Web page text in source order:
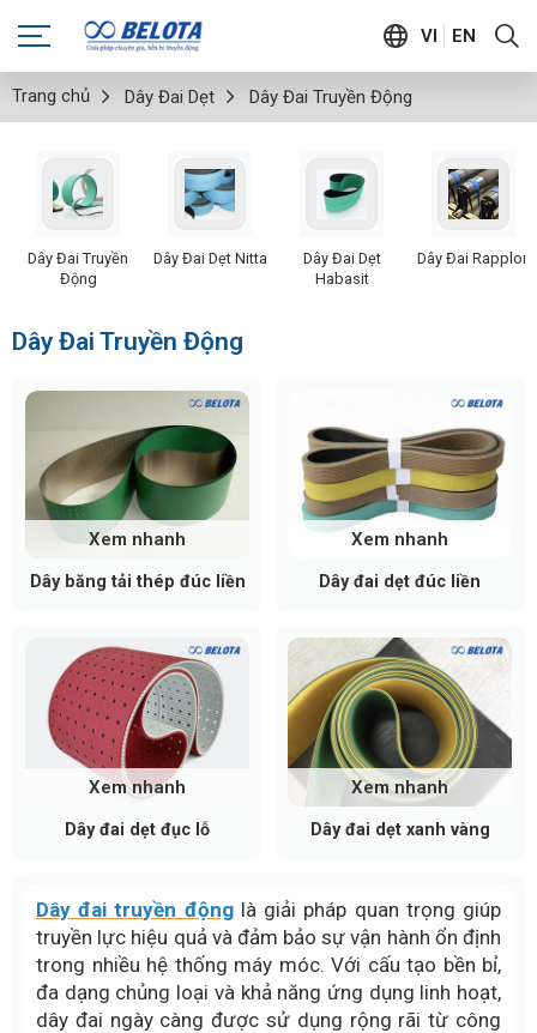
VI EN
Trang chủ Dây Đai Dẹt Dây Đai Truyền Động
Dây Đai Truyền
Động
Dây Đai Dẹt Nitta
Dây Đai Dẹt
Habasit
Dây Đai Rapplon
Dây Đai Truyền Động
Dây băng tải thép đúc liền
Xem nhanh
Dây đai dẹt đúc liền
Xem nhanh
Dây đai dẹt đục lỗ
Xem nhanh
Dây đai dẹt xanh vàng
Xem nhanh
Dây đai truyền độnglà giải pháp quan trọng giúp
truyền lực hiệu quả và đảm bảo sự vận hành ổn định
trong nhiều hệ thống máy móc. Với cấu tạo bền bỉ,
đa dạng chủng loại và khả năng ứng dụng linh hoạt,
dây đai ngày càng được sử dụng rộng rãi từ công